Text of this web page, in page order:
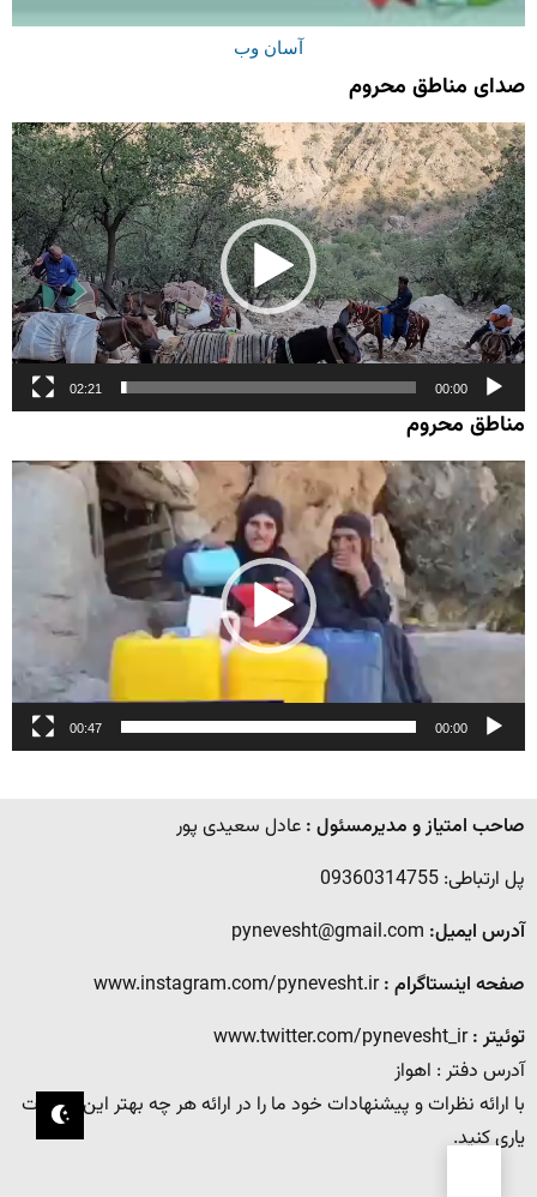
آسان وب
صدای مناطق محروم
نمایشگر
ویدیو
00:00
02:21
مناطق محروم
نمایشگر
ویدیو
00:00
00:47
صاحب امتیاز و مدیرمسئول : عادل سعیدی پور
پل ارتباطی: 09360314755
آدرس ایمیل:
صفحه اینستاگرام :www.instagram.com/pynevesht.ir
توئیتر :www.twitter.com/pynevesht_ir
آدرس دفتر : اهواز
با ارائه نظرات و پیشنهادات خود ما را در ارائه هر چه بهتر این خدمات
یاری کنید.